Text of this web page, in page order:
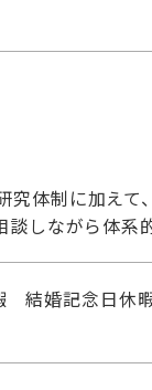
体制に加えて
しながら体系
婚記念日休